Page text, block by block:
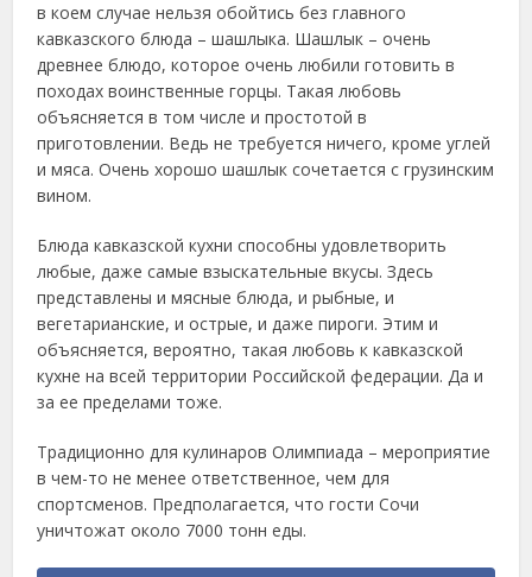
в коем случае нельзя обойтись без главного
кавказского блюда – шашлыка. Шашлык – очень
древнее блюдо, которое очень любили готовить в
походах воинственные горцы. Такая любовь
объясняется в том числе и простотой в
приготовлении. Ведь не требуется ничего, кроме углей
и мяса. Очень хорошо шашлык сочетается с грузинским
вином.
Блюда кавказской кухни способны удовлетворить
любые, даже самые взыскательные вкусы. Здесь
представлены и мясные блюда, и рыбные, и
вегетарианские, и острые, и даже пироги. Этим и
объясняется, вероятно, такая любовь к кавказской
кухне на всей территории Российской федерации. Да и
за ее пределами тоже.
Традиционно для кулинаров Олимпиада – мероприятие
в чем-то не менее ответственное, чем для
спортсменов. Предполагается, что гости Сочи
уничтожат около 7000 тонн еды.